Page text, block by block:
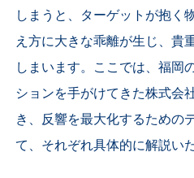
しまうと、ターゲットが抱く
え方に大きな乖離が生じ、貴
しまいます。ここでは、福岡
ションを手がけてきた株式会
き、反響を最大化するための
て、それぞれ具体的に解説い